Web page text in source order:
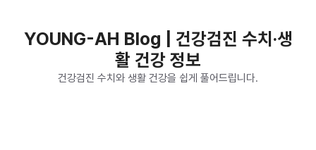
YOUNG-AH Blog | 건강검진 수치·생
활 건강 정보
건강검진 수치와 생활 건강을 쉽게 풀어드립니다.